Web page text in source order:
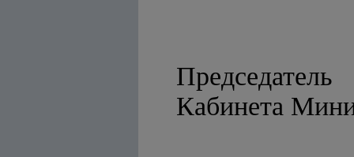
Председатель